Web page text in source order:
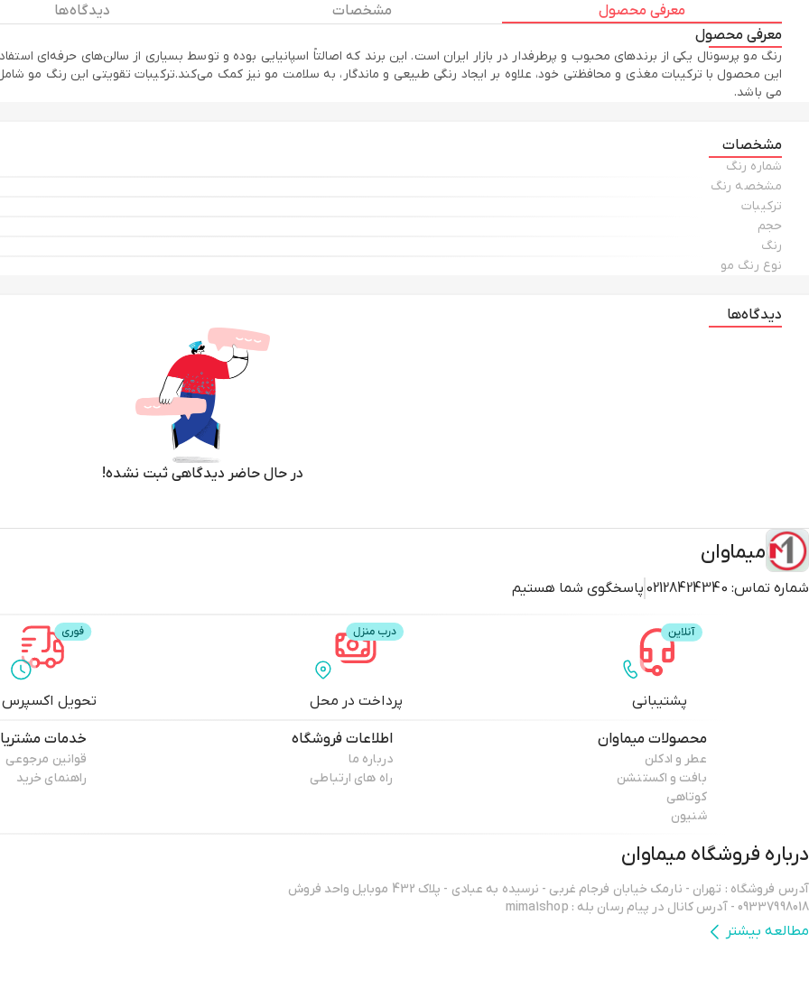
معرفی محصول مشخصات
دیدگاه ها
معرفی محصول
رنگ مو پرسونال یکی از برندهای محبوب و پرطرفدار در بازار ایران است. این برند که اصالتاً اسپانیایی بوده و توسط بسیاری از سالن‌های حرفه‌ای
این محصول با ترکیبات مغذی و محافظتی خود، علاوه بر ایجاد رنگی طبیعی و ماندگار، به سلامت مو نیز کمک می‌کند.ترکیبات تقویتی این رنگ مو شامل
می باشد.
مشخصات
شماره رنگ
مشخصه رنگ
ترکیبات
حجم
رنگ
نوع رنگ مو
دیدگاه‌ها
در حال حاضر دیدگاهی ثبت نشده!
میماوان
شماره تماس: 02128424340 پاسخگوی شما هستیم
پشتیبانی پرداخت در محل تحویل اکسپرس
محصولاتمیماوان
عطر و ادکلن
بافت و اکستنشن
کوتاهی
شنیون
اطلاعات فروشگاه
درباره ما
راه های ارتباطی
خدمات
قوانین مرجوعی
راهنمای خرید
درباره فروشگاه میماوان
آدرس فروشگاه : تهران - نارمک خیابان فرجام غربی - نرسیده به عبادی - پلاک 432 موبایل واحد فروش
09337998018 - آدرس کانال در پیام رسان بله : mima1shop
مطالعه بیشتر